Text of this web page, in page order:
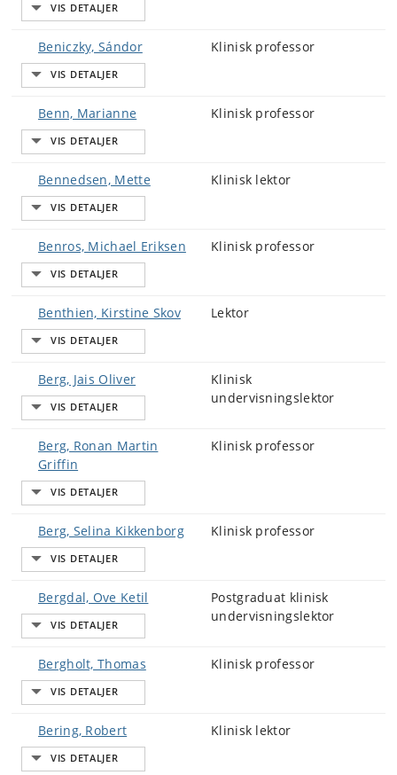
Beniczky, Sándor Klinisk professor
Benn, Marianne Klinisk professor
Bennedsen, Mette Klinisk lektor
Benros, Michael Eriksen Klinisk professor
Benthien, Kirstine Skov Lektor
Berg, Jais Oliver
Klinisk
undervisningslektor
Berg, Ronan Martin
Griffin
Klinisk professor
Berg, Selina Kikkenborg Klinisk professor
Bergdal, Ove Ketil
Postgraduat klinisk
undervisningslektor
Bergholt, Thomas Klinisk professor
Bering, Robert Klinisk lektor